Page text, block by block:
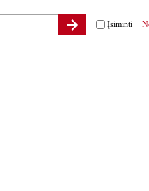
Įsiminti